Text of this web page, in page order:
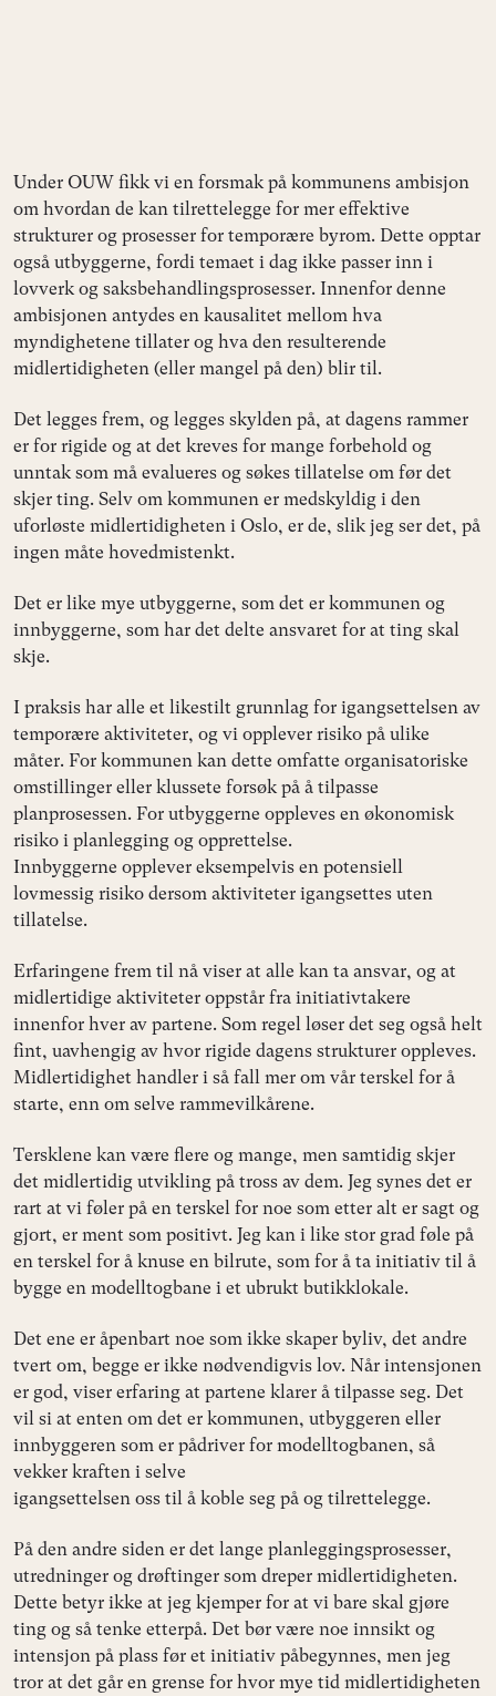
Under OUW fikk vi en forsmak på kommunens ambisjon
om hvordan de kan tilrettelegge for mer effektive
strukturer og prosesser for temporære byrom. Dette opptar
også utbyggerne, fordi temaet i dag ikke passer inn i
lovverk og saksbehandlingsprosesser. Innenfor denne
ambisjonen antydes en kausalitet mellom hva
myndighetene tillater og hva den resulterende
midlertidigheten (eller mangel på den) blir til.
Det legges frem, og legges skylden på, at dagens rammer
er for rigide og at det kreves for mange forbehold og
unntak som må evalueres og søkes tillatelse om før det
skjer ting. Selv om kommunen er medskyldig i den
uforløste midlertidigheten i Oslo, er de, slik jeg ser det, på
ingen måte hovedmistenkt.
Det er like mye utbyggerne, som det er kommunen og
innbyggerne, som har det delte ansvaret for at ting skal
skje.
I praksis har alle et likestilt grunnlag for igangsettelsen av
temporære aktiviteter, og vi opplever risiko på ulike
måter. For kommunen kan dette omfatte organisatoriske
omstillinger eller klussete forsøk på å tilpasse
planprosessen. For utbyggerne oppleves en økonomisk
risiko i planlegging og opprettelse.
Innbyggerne opplever eksempelvis en potensiell
lovmessig risiko dersom aktiviteter igangsettes uten
tillatelse.
Erfaringene frem til nå viser at alle kan ta ansvar, og at
midlertidige aktiviteter oppstår fra initiativtakere
innenfor hver av partene. Som regel løser det seg også helt
fint, uavhengig av hvor rigide dagens strukturer oppleves.
Midlertidighet handler i så fall mer om vår terskel for å
starte, enn om selve rammevilkårene.
Tersklene kan være flere og mange, men samtidig skjer
det midlertidig utvikling på tross av dem. Jeg synes det er
rart at vi føler på en terskel for noe som etter alt er sagt og
gjort, er ment som positivt. Jeg kan i like stor grad føle på
en terskel for å knuse en bilrute, som for å ta initiativ til å
bygge en modelltogbane i et ubrukt butikklokale.
Det ene er åpenbart noe som ikke skaper byliv, det andre
tvert om, begge er ikke nødvendigvis lov. Når intensjonen
er god, viser erfaring at partene klarer å tilpasse seg. Det
vil si at enten om det er kommunen, utbyggeren eller
innbyggeren som er pådriver for modelltogbanen, så
vekker kraften i selve
igangsettelsen oss til å koble seg på og tilrettelegge.
På den andre siden er det lange planleggingsprosesser,
utredninger og drøftinger som dreper midlertidigheten.
Dette betyr ikke at jeg kjemper for at vi bare skal gjøre
ting og så tenke etterpå. Det bør være noe innsikt og
intensjon på plass før et initiativ påbegynnes, men jeg
tror at det går en grense for hvor mye tid midlertidigheten